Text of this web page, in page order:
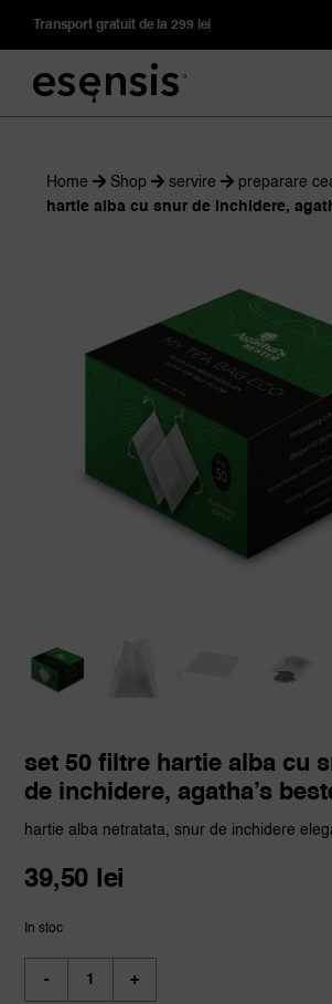
Transport gratuit de la 299 lei
Home Shop servire preparare
hartie alba cu snur de inchidere,
set 50 filtre hartie alba cu
de inchidere, agatha’s
hartie alba netratata, snur de inchidere
39,50 lei
In stoc